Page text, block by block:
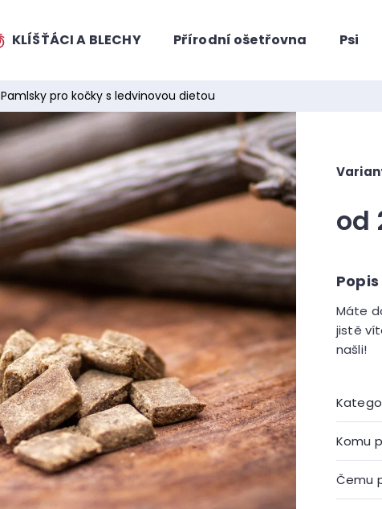
KLÍŠŤÁCI A BLECHY Přírodní ošetřovna Psi
Pamlsky pro kočky s ledvinovou dietou
Máte
jistě
našli!
od
Komu
Čemu
Co potřebujete najít?
Doporučujeme